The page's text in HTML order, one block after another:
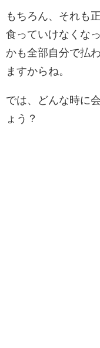
もちろん、それも
食っていけなくな
かも全部自分で払
ますからね。
では、どんな時に
ょう？